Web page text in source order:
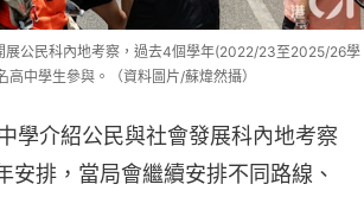
公民科內地考察，過去4個學年(2022/23至2025/26學
高中學生參與。（資料圖片/蘇煒然攝）
學介紹公民與社會發展科內地考察
排，當局會繼續安排不同路線、